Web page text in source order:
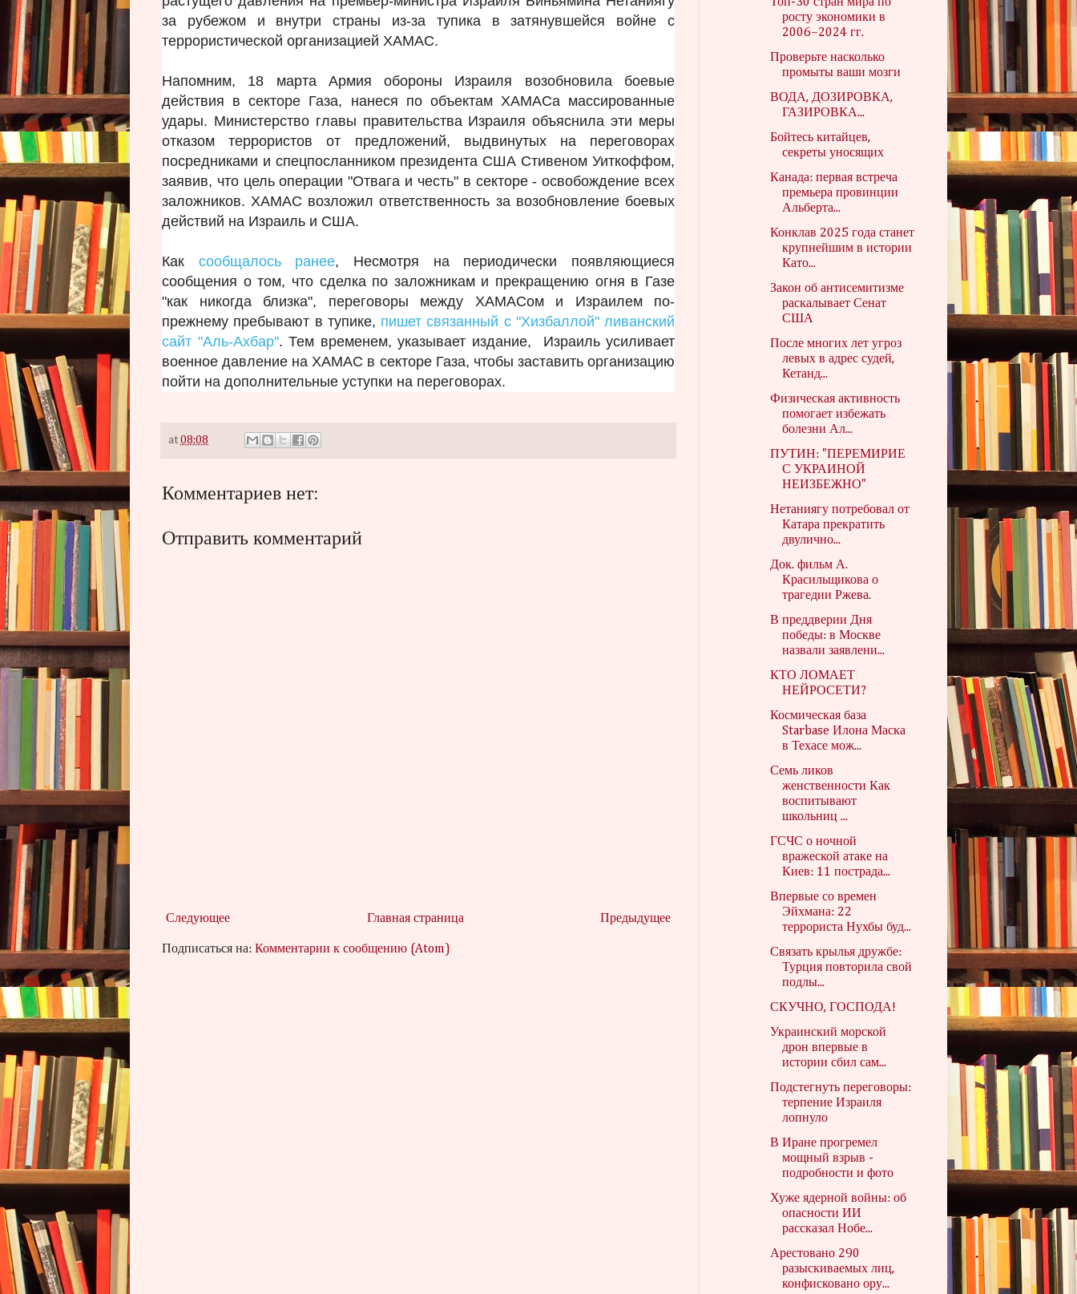
за рубежом и внутри страны из-за тупика в затянувшейся войне с
террористической организацией ХАМАС.
Напомним, 18 марта Армия обороны Израиля возобновила боевые
действия в секторе Газа, нанеся по объектам ХАМАСа массированные
удары. Министерство главы правительства Израиля объяснила эти меры
отказом террористов от предложений, выдвинутых на переговорах
посредниками и спецпосланником президента США Стивеном Уиткоффом,
заявив, что цель операции "Отвага и честь" в секторе - освобождение всех
заложников. ХАМАС возложил ответственность за возобновление боевых
действий на Израиль и США.
Как сообщалось ранее, Несмотря на периодически появляющиеся
сообщения о том, что сделка по заложникам и прекращению огня в Газе
"как никогда близка", переговоры между ХАМАСом и Израилем по-
прежнему пребывают в тупике, пишет связанный с "Хизбаллой" ливанский
сайт "Аль-Ахбар". Тем временем, указывает издание, Израиль усиливает
военное давление на ХАМАС в секторе Газа, чтобы заставить организацию
пойти на дополнительные уступки на переговорах.
at08:08
Комментариев нет:
Отправить комментарий
Следующее Предыдущее
Главная страница
Подписаться на: Комментарии к сообщению (Atom)
росту экономики в
2006–2024 гг.
Проверьте насколько
промыты ваши мозги
ВОДА, ДОЗИРОВКА,
ГАЗИРОВКА...
Бойтесь китайцев,
секреты уносящих
Канада: первая встреча
премьера провинции
Альберта...
Конклав 2025 года станет
крупнейшим в истории
Като...
Закон об антисемитизме
раскалывает Сенат
США
После многих лет угроз
левых в адрес судей,
Кетанд...
Физическая активность
помогает избежать
болезни Ал...
ПУТИН: "ПЕРЕМИРИЕ
С УКРАИНОЙ
НЕИЗБЕЖНО"
Нетаниягу потребовал от
Катара прекратить
двулично...
Док. фильм А.
Красильщикова о
трагедии Ржева.
В преддверии Дня
победы: в Москве
назвали заявлени...
КТО ЛОМАЕТ
НЕЙРОСЕТИ?
Космическая база
Starbase Илона Маска
в Техасе мож...
Семь ликов
женственности Как
воспитывают
школьниц ...
ГСЧС о ночной
вражеской атаке на
Киев: 11 пострада...
Впервые со времен
Эйхмана: 22
террориста Нухбы буд...
Связать крылья дружбе:
Турция повторила свой
подлы...
СКУЧНО, ГОСПОДА!
Украинский морской
дрон впервые в
истории сбил сам...
Подстегнуть переговоры:
терпение Израиля
лопнуло
В Иране прогремел
мощный взрыв -
подробности и фото
Хуже ядерной войны: об
опасности ИИ
рассказал Нобе...
Арестовано 290
разыскиваемых лиц,
конфисковано ору...